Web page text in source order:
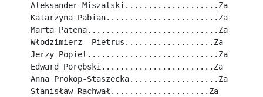
Aleksander Miszalski....................Za
Katarzyna Pabian........................Za
Marta Patena............................Za
Włodzimierz  Pietrus...................Za
Jerzy Popiel............................Za
Edward Porębski........................Za
Anna Prokop-Staszecka...................Za
Stanisław Rachwał.....................Za